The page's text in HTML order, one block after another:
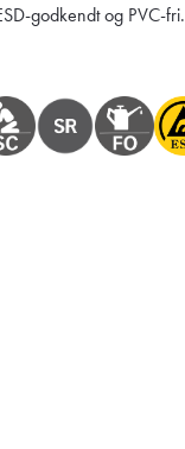
godkendt og PVC-fri.